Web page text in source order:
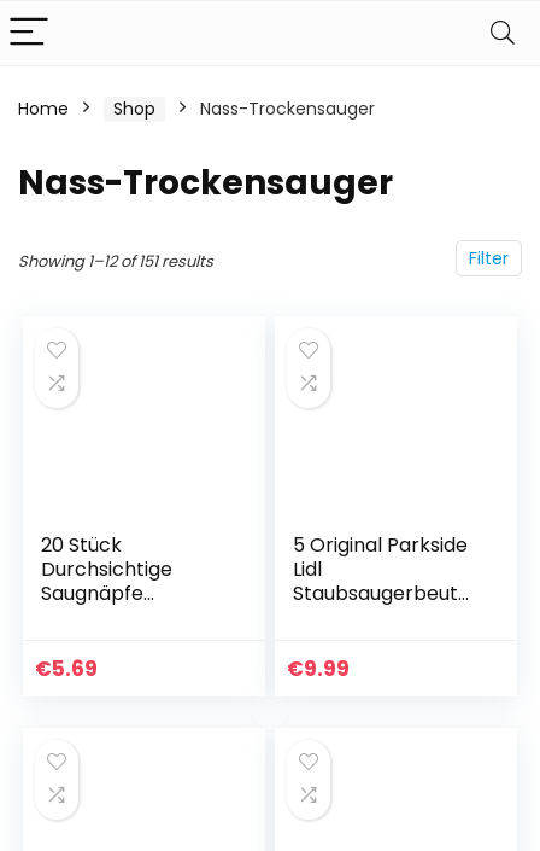
Home Shop Nass-Trockensauger
Nass-Trockensauger
Filter
Showing 1–12 of 151 results
20 Stück
Durchsichtige
Saugnäpfe
Saugnäpfeohne
€5.69
5 Original Parkside
Lidl
Staubsaugerbeutel
1250/9, PNTS 1300
€9.99